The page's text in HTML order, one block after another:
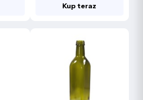
Kup teraz